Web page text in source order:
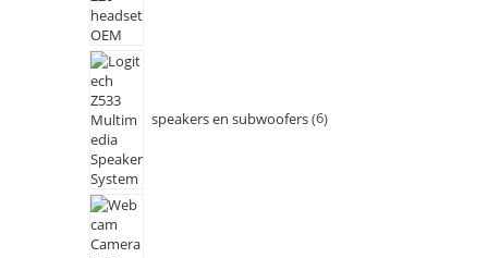
speakers en subwoofers 6